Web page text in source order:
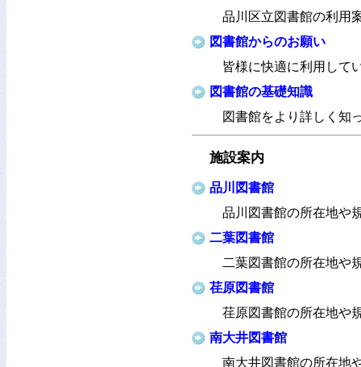
品川区立図書館の利用
図書館からのお願い
皆様に快適に利用して
図書館の基礎知識
図書館をより詳しく知
施設案内
品川図書館
品川図書館の所在地や
二葉図書館
二葉図書館の所在地や
荏原図書館
荏原図書館の所在地や
南大井図書館
南大井図書館の所在地